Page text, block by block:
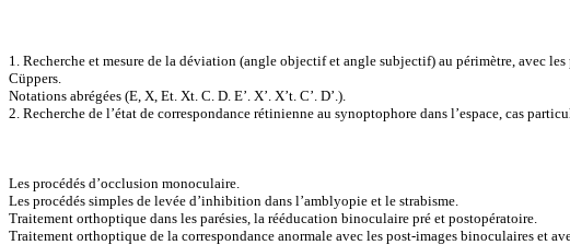
1. Recherche et mesure de la déviation (angle objectif et angle subjectif) au périmètre, avec
Cüppers.
Notations abrégées (E, X, Et. Xt. C. D. E’. X’. X’t. C’. D’.).
2. Recherche de l’état de correspondance rétinienne au synoptophore dans l’espace, cas
Les procédés d’occlusion monoculaire.
Les procédés simples de levée d’inhibition dans l’amblyopie et le strabisme.
Traitement orthoptique dans les parésies, la rééducation binoculaire pré et postopératoire.
Traitement orthoptique de la correspondance anormale avec les post-images binoculaires et